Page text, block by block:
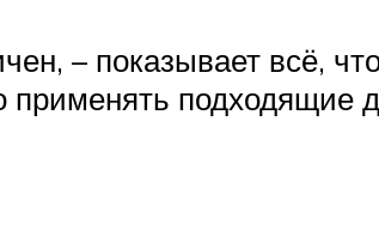
– показывает всё,
подходящие